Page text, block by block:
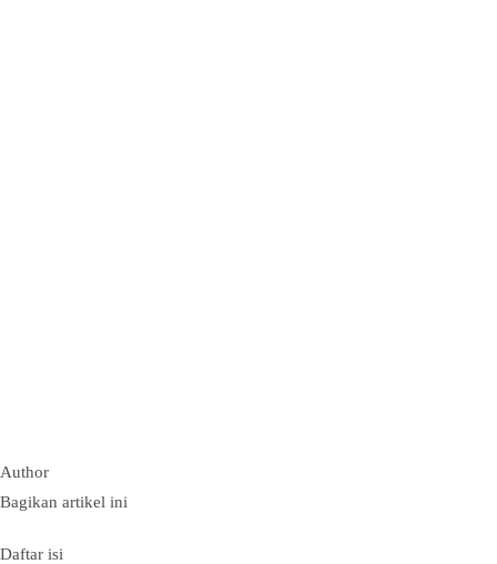
Author
Bagikan artikel ini
Daftar isi